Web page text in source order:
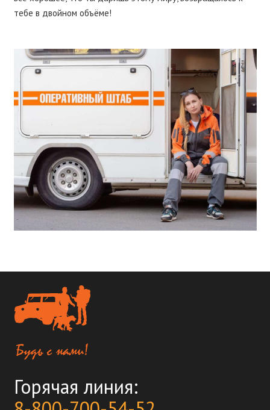
тебе в двойном объёме!
Горячая линия: